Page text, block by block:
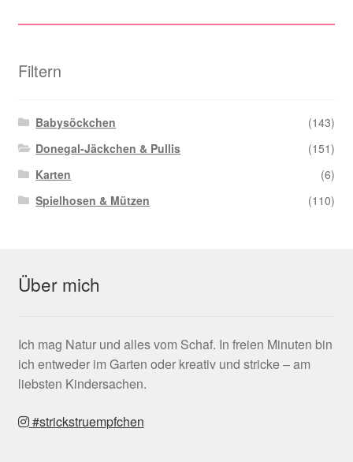
Filtern
Babysöckchen
(143)
Donegal-Jäckchen & Pullis
(151)
Karten
(6)
Spielhosen & Mützen
(110)
Über mich
Ich mag Natur und alles vom Schaf. In freien Minuten bin
ich entweder im Garten oder kreativ und stricke – am
liebsten Kindersachen.
#strickstruempfchen